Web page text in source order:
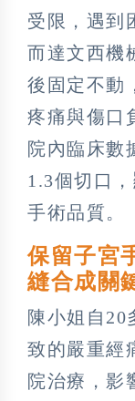
受限，遇到
而達文西機
後固定不動
疼痛與傷口
院內臨床數
1.3個切口
手術品質。
保留子宮
縫合成關
陳小姐自20
致的嚴重經
院治療，影